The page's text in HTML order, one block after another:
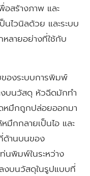
สร้างภาพ และ
ไวนิลด้วย และระบบ
ลายอย่างที่ใช้กับ
องระบบการพิมพ์
บนวัสดุ หัวฉีดมักทำ
หมึกถูกปล่อยออกมา
มึกกลายเป็นไอ และ
านบนของ
นพิมพ์ในระหว่าง
บนวัสดุในรูปแบบที่